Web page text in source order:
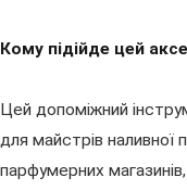
Кому підійде цей
Цей допоміжний
для майстрів наливної
парфумерних